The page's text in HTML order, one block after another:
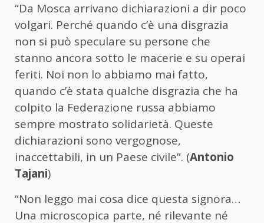
“Da Mosca arrivano dichiarazioni a dir poco
volgari. Perché quando c’è una disgrazia
non si può speculare su persone che
stanno ancora sotto le macerie e su operai
feriti. Noi non lo abbiamo mai fatto,
quando c’è stata qualche disgrazia che ha
colpito la Federazione russa abbiamo
sempre mostrato solidarietà. Queste
dichiarazioni sono vergognose,
inaccettabili, in un Paese civile”. (Antonio
Tajani)
“Non leggo mai cosa dice questa signora…
Una microscopica parte, né rilevante né